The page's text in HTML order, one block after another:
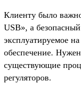
Клиенту было
USB», а
эксплуатируемое
обеспечение.
существующие
регуляторов.